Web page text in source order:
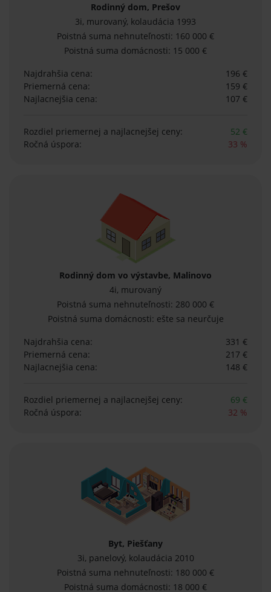
Rodinný dom, Prešov
3i, murovaný, kolaudácia 1993
Poistná suma nehnuteľnosti: 160 000 €
Poistná suma domácnosti: 15 000 €
Najdrahšia cena:
196 €
Priemerná cena:
159 €
Najlacnejšia cena:
107 €
Rozdiel priemernej a najlacnejšej ceny:
52 €
Ročná úspora:
33 %
Rodinný dom vo výstavbe, Malinovo
4i, murovaný
Poistná suma nehnuteľnosti: 280 000 €
Poistná suma domácnosti: ešte sa neurčuje
Najdrahšia cena:
331 €
Priemerná cena:
217 €
Najlacnejšia cena:
148 €
Rozdiel priemernej a najlacnejšej ceny:
69 €
Ročná úspora:
32 %
Byt, Piešťany
3i, panelový, kolaudácia 2010
Poistná suma nehnuteľnosti: 180 000 €
Poistná suma domácnosti: 18 000 €